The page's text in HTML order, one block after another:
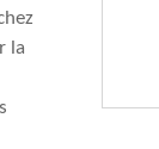
la